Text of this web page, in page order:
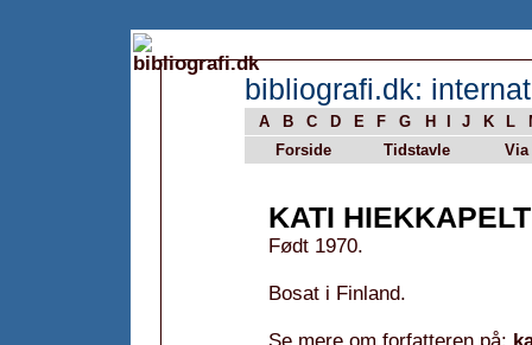
bibliografi.dk:
A B C D E F G H J K L
Forside
Tidstavle Via
KATI
Født 1970.
Bosat i Finland.